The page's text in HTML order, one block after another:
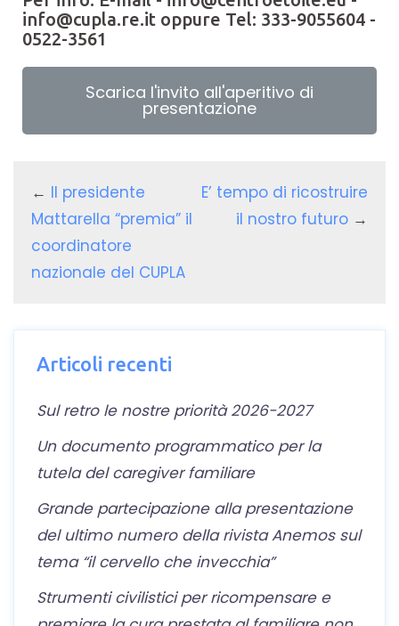
info@cupla.re.it oppure Tel: 333-9055604 -
0522-3561
Scarica l'invito all'aperitivo di
presentazione
← Il presidente
Mattarella “premia” il
coordinatore
nazionale del CUPLA
E’ tempo di ricostruire
il nostro futuro →
Articoli recenti
Sul retro le nostre priorità 2026-2027
Un documento programmatico per la
tutela del caregiver familiare
Grande partecipazione alla presentazione
del ultimo numero della rivista Anemos sul
tema “il cervello che invecchia”
Strumenti civilistici per ricompensare e